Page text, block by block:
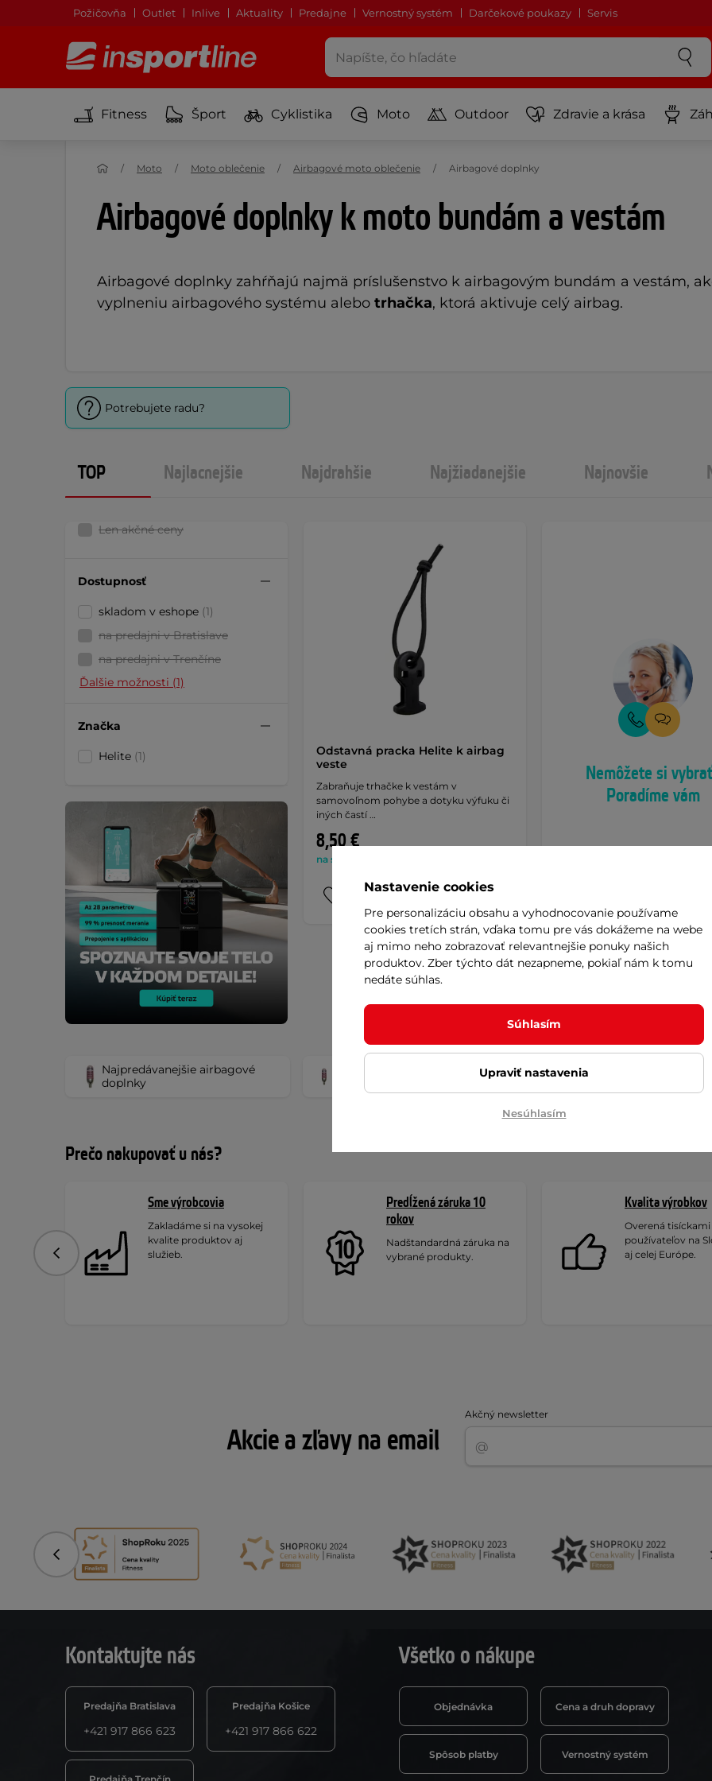
Požičovňa Outlet Inlive Aktuality Predajne Vernostný systém Darčekové poukazy Servis
Fitness Šport Cyklistika Moto Outdoor Zdravie a krása
Airbagové doplnky k moto bundám a vestám
Airbagové doplnky zahŕňajú najmä príslušenstvo k airbagovým bundám a vestám,
vyplneniu airbagového systému alebo trhačka, ktorá aktivuje celý airbag.
Moto Moto oblečenie Airbagové moto oblečenie Airbagové doplnky
Potrebujete radu?
TOP Najlacnejšie Najdrahšie Najžiadanejšie Najnovšie
Len akčné ceny
Dostupnosť
skladom v eshope (1)
na predajni v Bratislave
na predajni v Trenčíne
Ďalšie možnosti (1)
Značka
Helite (1)
Odstavná pracka Helite k airbag
veste
Zabraňuje trhačke k vestám v
samovoľnom pohybe a dotyku výfuku či
iných častí …
8,50 €
na sklade – 11.8. u Vás
Kúpiť
Nemôžete si
Poradíme vám
Najpredávanejšie airbagové
doplnky
Najpredávanejšie airbagové
Najlacnejšie airbagové
Prečo nakupovať u nás?
Sme výrobcovia
Zakladáme si na vysokej
kvalite produktov aj
služieb.
Predĺžená záruka 10
rokov
Nadštandardná záruka na
vybrané produkty.
Kvalita výrobkov
Overená tisíckami
používateľov na
aj celej Európe.
Predchádzajúce
Akcie a zľavy na email
Akčný newsletter
Predchádzajúce
Kontaktujte nás
Predajňa Bratislava
+421 917 866 623
Predajňa Košice
+421 917 866 622
Všetko o nákupe
Objednávka Cena a druh dopravy
Spôsob platby Vernostný systém
Nastavenie cookies
Pre personalizáciu obsahu a vyhodnocovanie používame
cookies tretích strán, vďaka tomu pre vás dokážeme na webe
aj mimo neho zobrazovať relevantnejšie ponuky našich
produktov. Zber týchto dát nezapneme, pokiaľ nám k tomu
nedáte súhlas.
Súhlasím
Upraviť nastavenia
Nesúhlasím